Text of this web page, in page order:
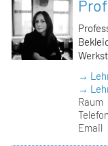
→
→
Raum
Telefon
Email